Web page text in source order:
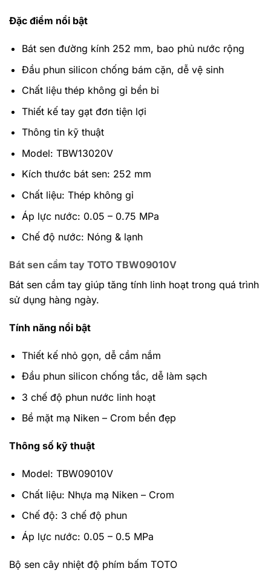
Đặc điểm nổi bật
Bát sen đường kính 252 mm, bao phủ nước rộng
Đầu phun silicon chống bám cặn, dễ vệ sinh
Chất liệu thép không gỉ bền bỉ
Thiết kế tay gạt đơn tiện lợi
Thông tin kỹ thuật
Model: TBW13020V
Kích thước bát sen: 252 mm
Chất liệu: Thép không gỉ
Áp lực nước: 0.05 – 0.75 MPa
Chế độ nước: Nóng & lạnh
Bát sen cầm tay TOTO TBW09010V
Bát sen cầm tay giúp tăng tính linh hoạt trong quá trình
sử dụng hàng ngày.
Tính năng nổi bật
Thiết kế nhỏ gọn, dễ cầm nắm
Đầu phun silicon chống tắc, dễ làm sạch
3 chế độ phun nước linh hoạt
Bề mặt mạ Niken – Crom bền đẹp
Thông số kỹ thuật
Model: TBW09010V
Chất liệu: Nhựa mạ Niken – Crom
Chế độ: 3 chế độ phun
Áp lực nước: 0.05 – 0.5 MPa
Bộ sen cây nhiệt độ phím bấm TOTO